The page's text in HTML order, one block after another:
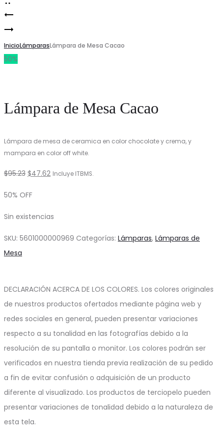
Product
navigation
Mesa
Azara
LÁMPARA
DE
MESA
InicioLámparasLámpara de Mesa Cacao
50%
Lámpara de Mesa Cacao
Lámpara de mesa de ceramica en color chocolate y crema, y
mampara en color off white.
$95.23 El
era:
$47.62 El
es:
Incluye ITBMS.
50% OFF
Sin existencias
SKU: 5601000000969 Categorías: Lámparas, Lámparas de
Mesa
DECLARACIÓN ACERCA DE LOS COLORES. Los colores originales
de nuestros productos ofertados mediante página web y
redes sociales en general, pueden presentar variaciones
respecto a su tonalidad en las fotografías debido a la
resolución de su pantalla o monitor. Los colores podrán ser
verificados en nuestra tienda previa realización de su pedido
a fin de evitar confusión o adquisición de un producto
diferente al visualizado. Los productos de terciopelo pueden
presentar variaciones de tonalidad debido a la naturaleza de
esta tela.